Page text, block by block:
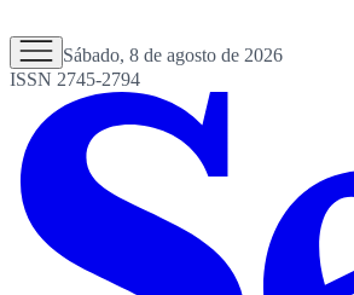
Sábado, 8 de agosto de 2026
ISSN 2745-2794